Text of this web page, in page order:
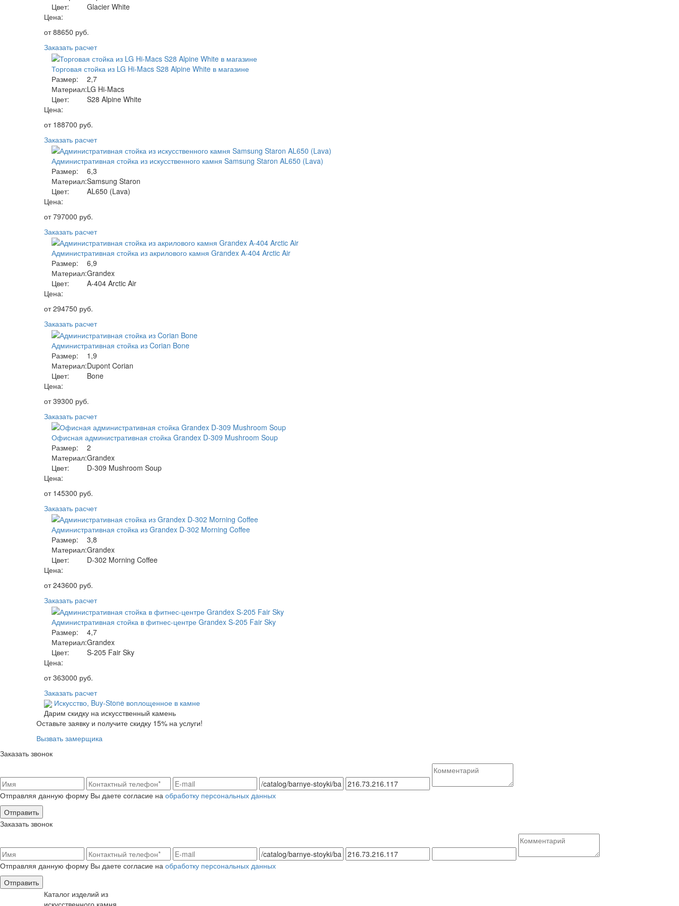
Цвет:
Glacier White
Цена:
от88650 руб.
Заказать расчет
Торговая стойка из LG Hi-Macs S28 Alpine White в магазине
Размер:
2,7
Материал:LG Hi-Macs
Цвет:
S28 Alpine White
Цена:
от 188700 руб.
Заказать расчет
Административная стойка из искусственного камня Samsung Staron AL650 (Lava)
Размер:
6,3
Материал:Samsung Staron
Цвет:
AL650 (Lava)
Цена:
от797000 руб.
Заказать расчет
Административная стойка из акрилового камня Grandex A-404 Arctic Air
Размер:
6,9
Материал:Grandex
Цвет:
A-404 Arctic Air
Цена:
от294750 руб.
Заказать расчет
Административная стойка из Corian Bone
Размер:
1,9
Материал:Dupont Corian
Цвет:
Bone
Цена:
от39300 руб.
Заказать расчет
Офисная административная стойка Grandex D-309 Mushroom Soup
Размер:
2
Материал:Grandex
Цвет:
D-309 Mushroom Soup
Цена:
от 145300 руб.
Заказать расчет
Административная стойка из Grandex D-302 Morning Coffee
Размер:
3,8
Материал:Grandex
Цвет:
D-302 Morning Coffee
Цена:
от243600 руб.
Заказать расчет
Административная стойка в фитнес-центре Grandex S-205 Fair Sky
Размер:
4,7
Материал:Grandex
Цвет:
S-205 Fair Sky
Цена:
от363000 руб.
Заказать расчет
Искусство, Buy-Stone воплощенное в камне
Дарим скидку на искусственный камень
Оставьте заявку и получите скидку 15% на услуги!
Вызвать замерщика
Заказать звонок
Отправляя данную форму Вы даете согласие на обработку персональных данных
Заказать звонок
Отправляя данную форму Вы даете согласие на обработку персональных данных
Каталог изделий из
искусственного камня